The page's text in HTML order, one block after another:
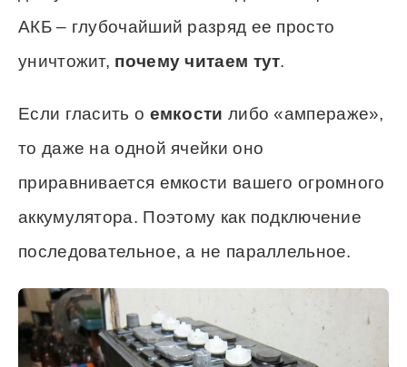
АКБ – глубочайший разряд ее просто
уничтожит, почему читаем тут.
Если гласить о емкости либо «ампераже»,
то даже на одной ячейки оно
приравнивается емкости вашего огромного
аккумулятора. Поэтому как подключение
последовательное, а не параллельное.